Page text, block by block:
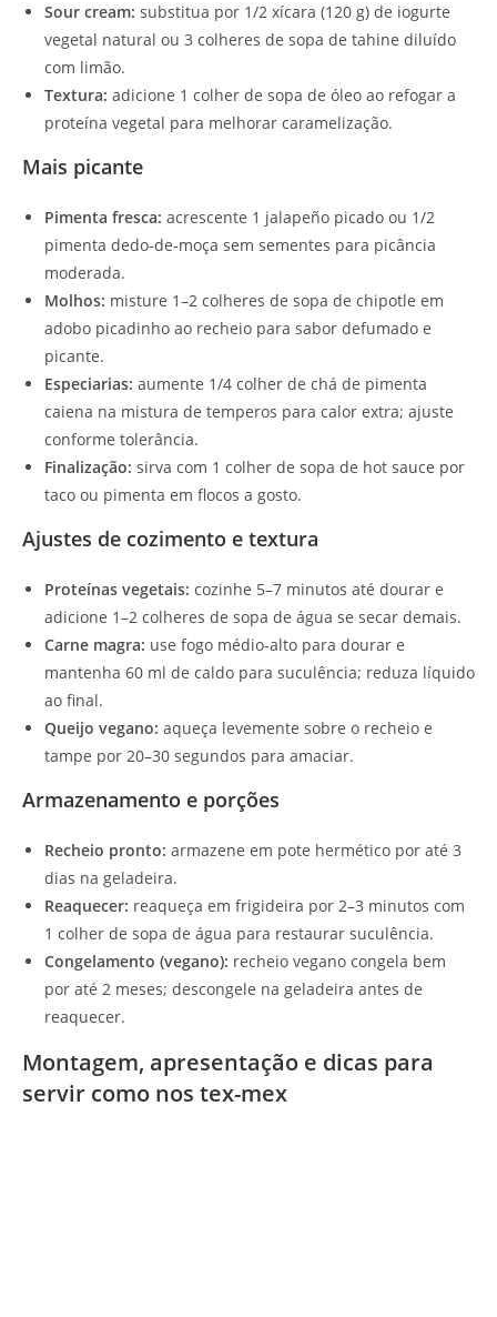
Sour cream: substitua por 1/2 xícara (120 g) de iogurte
vegetal natural ou 3 colheres de sopa de tahine diluído
com limão.
Textura: adicione 1 colher de sopa de óleo ao refogar a
proteína vegetal para melhorar caramelização.
Mais picante
Pimenta fresca: acrescente 1 jalapeño picado ou 1/2
pimenta dedo‑de‑moça sem sementes para picância
moderada.
Molhos: misture 1–2 colheres de sopa de chipotle em
adobo picadinho ao recheio para sabor defumado e
picante.
Especiarias: aumente 1/4 colher de chá de pimenta
caiena na mistura de temperos para calor extra; ajuste
conforme tolerância.
Finalização: sirva com 1 colher de sopa de hot sauce por
taco ou pimenta em flocos a gosto.
Ajustes de cozimento e textura
Proteínas vegetais: cozinhe 5–7 minutos até dourar e
adicione 1–2 colheres de sopa de água se secar demais.
Carne magra: use fogo médio‑alto para dourar e
mantenha 60 ml de caldo para suculência; reduza líquido
ao final.
Queijo vegano: aqueça levemente sobre o recheio e
tampe por 20–30 segundos para amaciar.
Armazenamento e porções
Recheio pronto: armazene em pote hermético por até 3
dias na geladeira.
Reaquecer: reaqueça em frigideira por 2–3 minutos com
1 colher de sopa de água para restaurar suculência.
Congelamento (vegano): recheio vegano congela bem
por até 2 meses; descongele na geladeira antes de
reaquecer.
Montagem, apresentação e dicas para
servir como nos tex-mex